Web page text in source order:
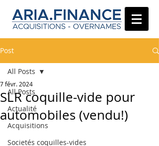
Post
All Posts
Actualité
Acquisitions
Societés coquilles-vides
All Posts
SLR coquille-vide pour
automobiles (vendu!)
7 févr. 2024